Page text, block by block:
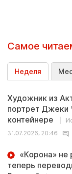
Самое
Неделя
Художник из
портрет Джеки
контейнере
31.07.2026, 20:46
«Корона» не
теперь